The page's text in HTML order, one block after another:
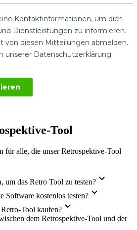
Tool
für alle, die unser Retrospektive-Tool
um das Retro Tool zu testen?
Software kostenlos testen?
Tool kaufen?
dem Retrospektive-Tool und der